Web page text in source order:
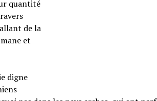
quantité
de la
et
digne